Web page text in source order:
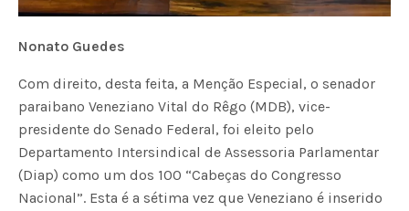
Nonato Guedes
Com direito, desta feita, a Menção Especial, o senador
paraibano Veneziano Vital do Rêgo (MDB), vice-
presidente do Senado Federal, foi eleito pelo
Departamento Intersindical de Assessoria Parlamentar
(Diap) como um dos 100 “Cabeças do Congresso
Nacional”. Esta é a sétima vez que Veneziano é inserido